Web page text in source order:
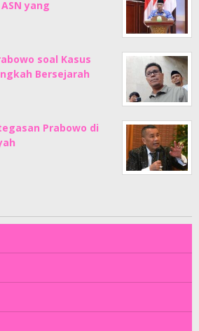
yang
soal Kasus
Bersejarah
Prabowo di